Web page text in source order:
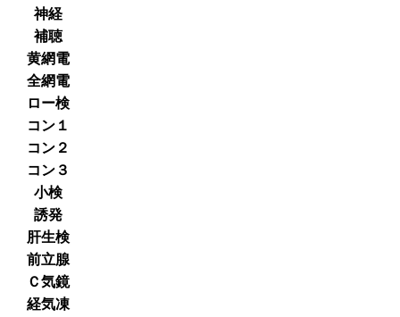
神経
補聴
黄網電
全網電
ロー検
コン１
コン２
コン３
小検
誘発
肝生検
前立腺
Ｃ気鏡
経気凍